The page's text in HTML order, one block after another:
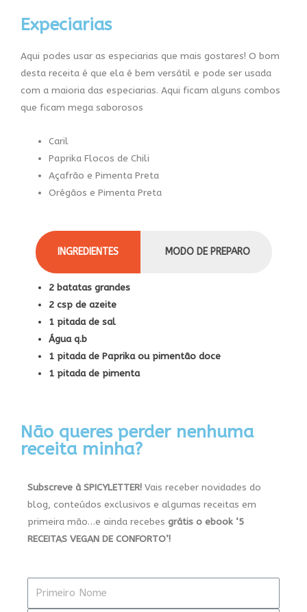
Expeciarias
Aqui podes usar as especiarias que mais gostares! O bom
desta receita é que ela é bem versátil e pode ser usada
com a maioria das especiarias. Aqui ficam alguns combos
que ficam mega saborosos
Caril
Paprika Flocos de Chili
Açafrão e Pimenta Preta
Orégãos e Pimenta Preta
INGREDIENTES MODO DE PREPARO
2 batatas grandes
2 csp de azeite
1 pitada de sal
Água q.b
1 pitada de Paprika ou pimentão doce
1 pitada de pimenta
Não queres perder nenhuma
receita minha?
Subscreve à SPICYLETTER! Vais receber novidades do
blog, conteúdos exclusivos e algumas receitas em
primeira mão…e ainda recebes grátis o ebook ‘5
RECEITAS VEGAN DE CONFORTO’!